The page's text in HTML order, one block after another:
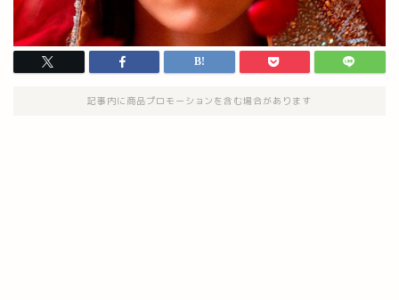
記事内に商品プロモーションを含む場合があります